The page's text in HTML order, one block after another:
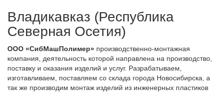
Владикавказ (Республика
Северная Осетия)
ООО «СибМашПолимер» производственно-монтажная
компания, деятельность которой направлена на производство,
поставку и оказания изделий и услуг. Разрабатываем,
изготавливаем, поставляем со склада города Новосибирска, а
так же производим монтаж изделий из инженерных пластиков